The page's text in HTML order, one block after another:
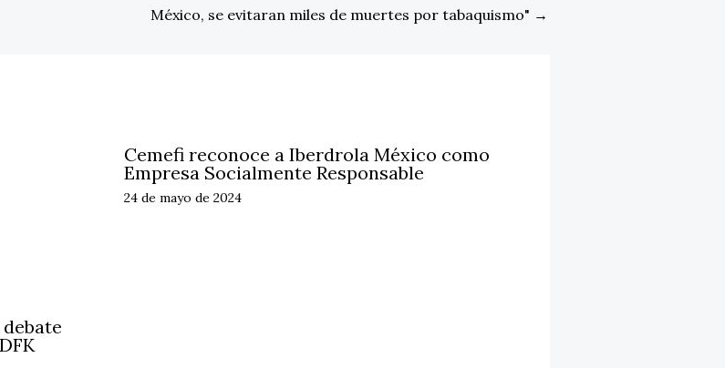
México, se evitaran miles de muertes por tabaquismo" →
Cemefi reconoce a Iberdrola México como
Empresa Socialmente Responsable
24 de mayo de 2024